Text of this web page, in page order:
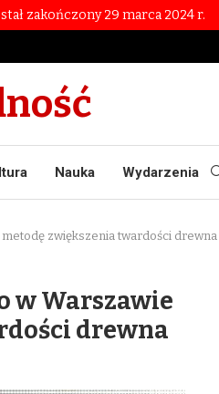
zakończony 29 marca 2024 r.
Nauka Wydarzenia
zwiększenia twardości drewna
w Warszawie
drewna